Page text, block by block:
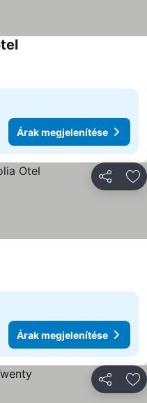
Árak megjelenítése
Árak megjelenítése